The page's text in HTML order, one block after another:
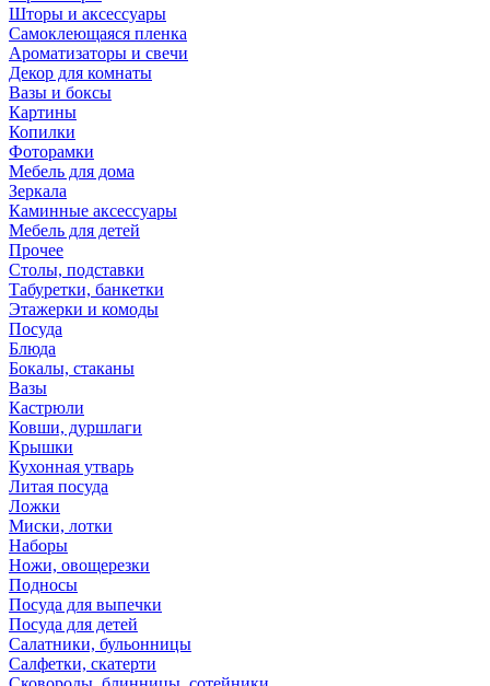
Шторы и аксессуары
Самоклеющаяся пленка
Ароматизаторы и свечи
Декор для комнаты
Вазы и боксы
Картины
Копилки
Фоторамки
Мебель для дома
Зеркала
Каминные аксессуары
Мебель для детей
Прочее
Столы, подставки
Табуретки, банкетки
Этажерки и комоды
Посуда
Блюда
Бокалы, стаканы
Вазы
Кастрюли
Ковши, дуршлаги
Крышки
Кухонная утварь
Литая посуда
Ложки
Миски, лотки
Наборы
Ножи, овощерезки
Подносы
Посуда для выпечки
Посуда для детей
Салатники, бульонницы
Салфетки, скатерти